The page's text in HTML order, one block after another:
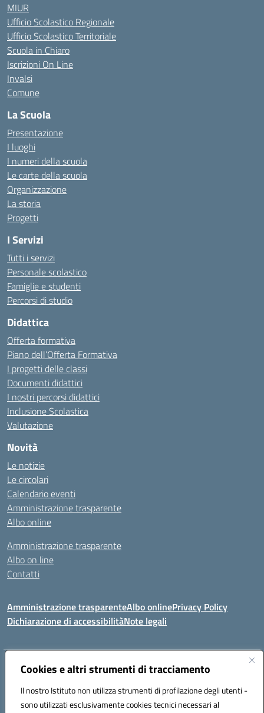
Cookies e altri strumenti di tracciamento
Il nostro Istituto non utilizza strumenti di profilazione degli utenti -
sono utilizzati esclusivamente cookies tecnici necessari al
MIUR
Ufficio Scolastico Regionale
Ufficio Scolastico Territoriale
Scuola in Chiaro
Iscrizioni On Line
Invalsi
Comune
La Scuola
Presentazione
I luoghi
I numeri della scuola
Le carte della scuola
Organizzazione
La storia
Progetti
I Servizi
Tutti i servizi
Personale scolastico
Famiglie e studenti
Percorsi di studio
Didattica
Offerta formativa
Piano dell’Offerta Formativa
I progetti delle classi
Documenti didattici
I nostri percorsi didattici
Inclusione Scolastica
Valutazione
Novità
Le notizie
Le circolari
Calendario eventi
Amministrazione trasparente
Albo online
Amministrazione trasparente
Albo on line
Contatti
Amministrazione trasparenteAlbo onlinePrivacy Policy
Dichiarazione di accessibilitàNote legali
Indirizzo:Via Tirso, 07011 Bono (SS)
Posta elettronica certificata (PEC):ssic820006@pec.istruzione.it